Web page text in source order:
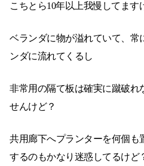
こちとら10年以上我慢してます
ベランダに物が溢れていて、常
ンダに流れてくるし
非常用の隔て板は確実に蹴破れ
せんけど？
共用廊下へプランターを何個も
するのもかなり迷惑してるけど